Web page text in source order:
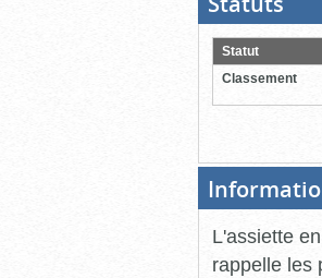
pour
Statut
Classement
L'assiette
rappelle les